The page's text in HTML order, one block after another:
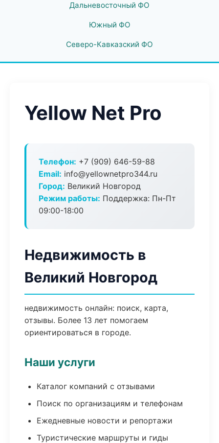
Дальневосточный ФО
Южный ФО
Северо-Кавказский ФО
Yellow Net Pro
Телефон: +7 (909) 646-59-88
Email: info@yellownetpro344.ru
Город: Великий Новгород
Режим работы: Поддержка: Пн-Пт
09:00-18:00
Недвижимость в
Великий Новгород
недвижимость онлайн: поиск, карта,
отзывы. Более 13 лет помогаем
ориентироваться в городе.
Наши услуги
Каталог компаний с отзывами
Поиск по организациям и телефонам
Ежедневные новости и репортажи
Туристические маршруты и гиды